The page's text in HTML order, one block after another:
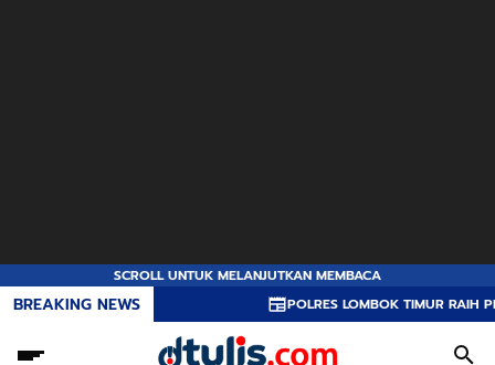
SCROLL UNTUK MELANJUTKAN MEMBACA
BREAKING NEWS POLRES LOMBOK TIMUR RAIH